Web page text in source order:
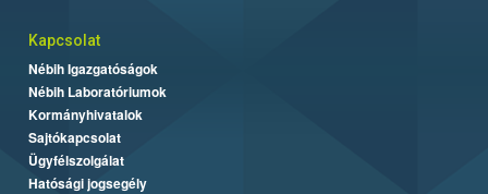
Kapcsolat
Nébih Igazgatóságok
Nébih Laboratóriumok
Kormányhivatalok
Sajtókapcsolat
Ügyfélszolgálat
Hatósági jogsegély